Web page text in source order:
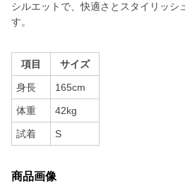
シルエットで、快適さとスタイリッシ
す。
項目 サイズ
身長 165cm
体重 42kg
試着 S
商品画像